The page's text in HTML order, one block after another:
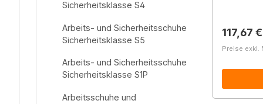
Sicherheitsklasse S4
Arbeits- und Sicherheitsschuhe
Sicherheitsklasse S5
Arbeits- und Sicherheitsschuhe
Sicherheitsklasse S1P
Arbeitsschuhe und
117,67 €
Preise exkl.